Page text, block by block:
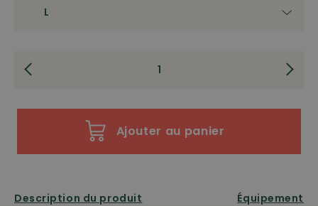
Ajouter au panier
Description du produit Équipement